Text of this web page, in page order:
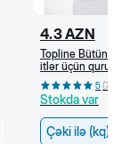
4.3AZN
Topline Bütün
itlər üçün quru
əti ilə (kq)
5(7
Stokda var
Çəki ilə (kq)